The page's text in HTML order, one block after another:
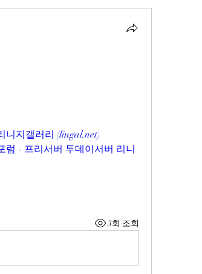
니지갤러리 (lingal.net)
럼 - 프리서버 투데이서버 리니
3회 조회